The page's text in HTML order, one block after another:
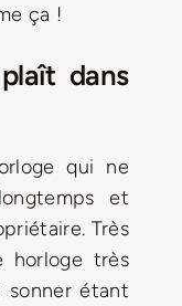
ça !
dans
qui ne
et
Très
horloge très
sonner étant